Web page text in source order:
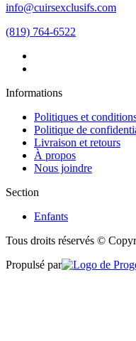
info@cuirsexclusifs.com
(819) 764-6522
Informations
Politiques et
Politique de
Livraison et retours
À propos
Nous joindre
Section
Enfants
Tous droits réservés ©
Propulsé par